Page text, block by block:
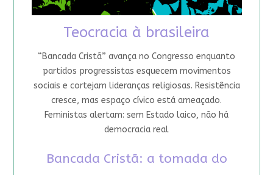
Teocracia à brasileira
“Bancada Cristã” avança no Congresso enquanto
partidos progressistas esquecem movimentos
sociais e cortejam lideranças religiosas. Resistência
cresce, mas espaço cívico está ameaçado.
Feministas alertam: sem Estado laico, não há
democracia real
Bancada Cristã: a tomada do